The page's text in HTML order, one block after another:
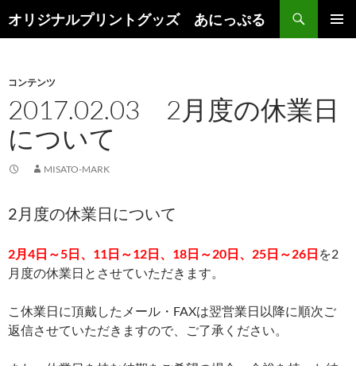
オリジナルプリントグッズ あにっぷる
索
ン
ツ
へ
ス
キ
ッ
コンテンツ
2017.02.03 2月度の休業日
について
MISATO-MARK
2月度の休業日について
2月4日～5日、11日～12日、18日～20日、25日～26日 を2
月度の休業日とさせていただきます。
こ休業日に頂戴したメール・FAXは翌営業日以降に順次ご
返信させていただきますので、ご了承ください。